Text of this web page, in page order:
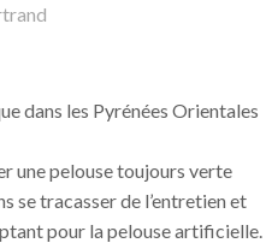
dans les Pyrénées Orientales
une pelouse toujours verte
se tracasser de l’entretien et
pour la pelouse artificielle.